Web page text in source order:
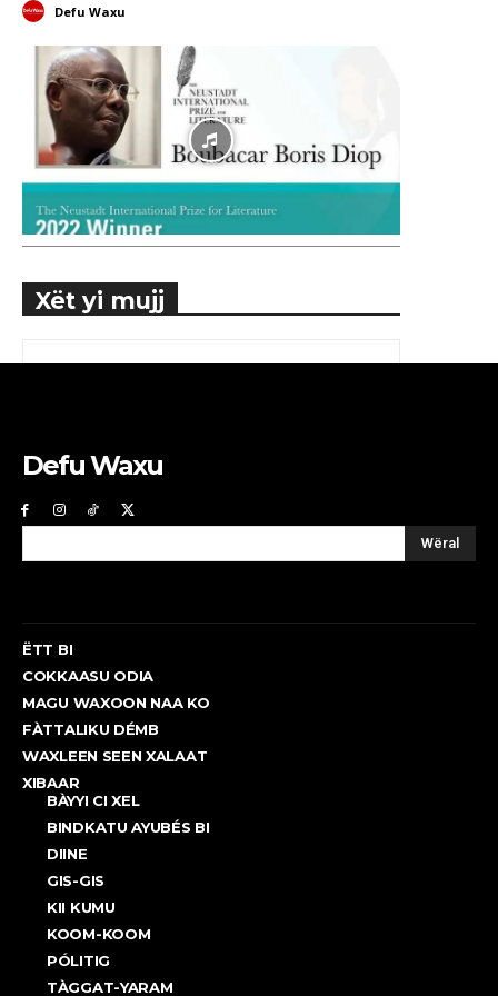
Defu Waxu
Xët yi mujj
Defu Waxu
Wëral
ËTT BI
COKKAASU ODIA
MAGU WAXOON NAA KO
FÀTTALIKU DÉMB
WAXLEEN SEEN XALAAT
XIBAAR
BÀYYI CI XEL
BINDKATU AYUBÉS BI
DIINE
GIS-GIS
KII KUMU
KOOM-KOOM
PÓLITIG
TÀGGAT-YARAM